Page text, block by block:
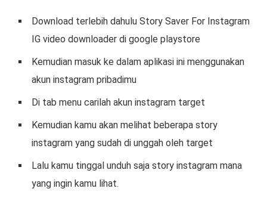
Download terlebih dahulu Story Saver For Instagram
IG video downloader di google playstore
Kemudian masuk ke dalam aplikasi ini menggunakan
akun instagram pribadimu
Di tab menu carilah akun instagram target
Kemudian kamu akan melihat beberapa story
instagram yang sudah di unggah oleh target
Lalu kamu tinggal unduh saja story instagram mana
yang ingin kamu lihat.